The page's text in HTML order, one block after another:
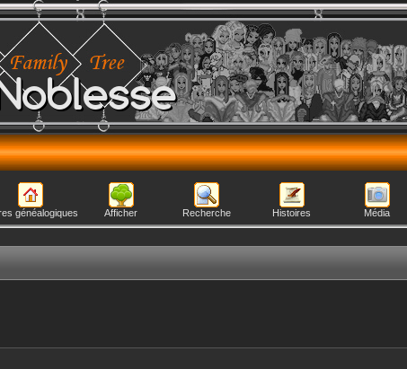
généalogiques Afficher Recherche Histoires Média